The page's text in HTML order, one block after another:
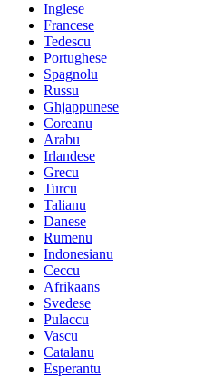
Inglese
Francese
Tedescu
Portughese
Spagnolu
Russu
Ghjappunese
Coreanu
Arabu
Irlandese
Grecu
Turcu
Talianu
Danese
Rumenu
Indonesianu
Ceccu
Afrikaans
Svedese
Pulaccu
Vascu
Catalanu
Esperantu